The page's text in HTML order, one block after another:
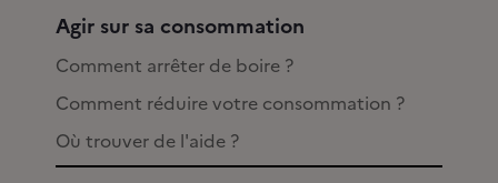
Agir sur sa consommation
Comment arrêter de boire ?
Comment réduire votre consommation ?
Où trouver de l'aide ?